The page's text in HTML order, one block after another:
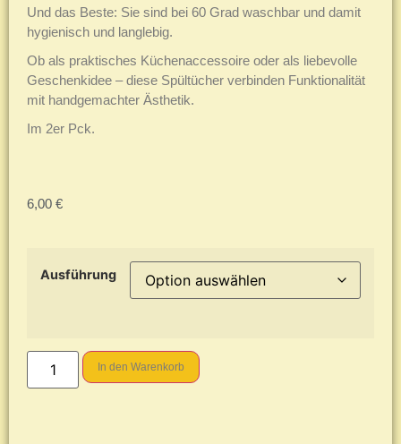
Und das Beste: Sie sind bei 60 Grad waschbar und damit
hygienisch und langlebig.
Ob als praktisches Küchenaccessoire oder als liebevolle
Geschenkidee – diese Spültücher verbinden Funktionalität
mit handgemachter Ästhetik.
Im 2er Pck.
6,00 €
Ausführung
In den Warenkorb